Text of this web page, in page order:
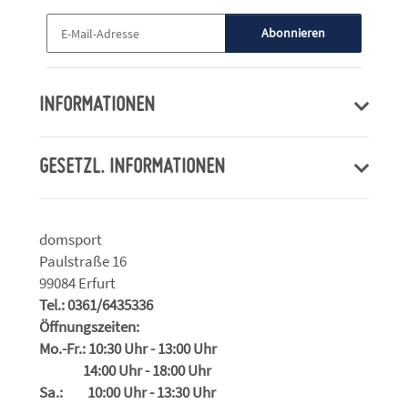
Abonnieren
INFORMATIONEN
GESETZL. INFORMATIONEN
domsport
Paulstraße 16
99084 Erfurt
Tel.: 0361/6435336
Öffnungszeiten:
Mo.-Fr.: 10:30 Uhr - 13:00 Uhr
14:00 Uhr - 18:00 Uhr
Sa.: 10:00 Uhr - 13:30 Uhr